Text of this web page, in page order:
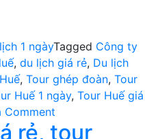
1 ngàyTagged Công ty
, du lịch giá rẻ, Du lịch
, Tour ghép đoàn, Tour
Huế 1 ngày, Tour Huế giá
Comment
Du
rẻ, tour